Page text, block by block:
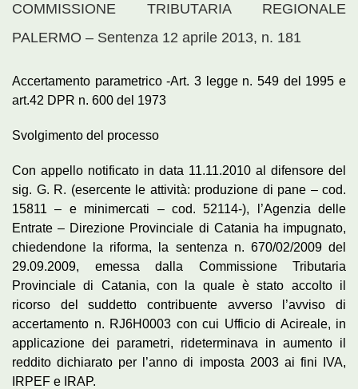
COMMISSIONE TRIBUTARIA REGIONALE
PALERMO – Sentenza 12 aprile 2013, n. 181
Accertamento parametrico -Art. 3 legge n. 549 del 1995 e
art.42 DPR n. 600 del 1973
Svolgimento del processo
Con appello notificato in data 11.11.2010 al difensore del
sig. G. R. (esercente le attività: produzione di pane – cod.
15811 – e minimercati – cod. 52114-), l’Agenzia delle
Entrate – Direzione Provinciale di Catania ha impugnato,
chiedendone la riforma, la sentenza n. 670/02/2009 del
29.09.2009, emessa dalla Commissione Tributaria
Provinciale di Catania, con la quale è stato accolto il
ricorso del suddetto contribuente avverso l’avviso di
accertamento n. RJ6H0003 con cui Ufficio di Acireale, in
applicazione dei parametri, rideterminava in aumento il
reddito dichiarato per l’anno di imposta 2003 ai fini IVA,
IRPEF e IRAP.